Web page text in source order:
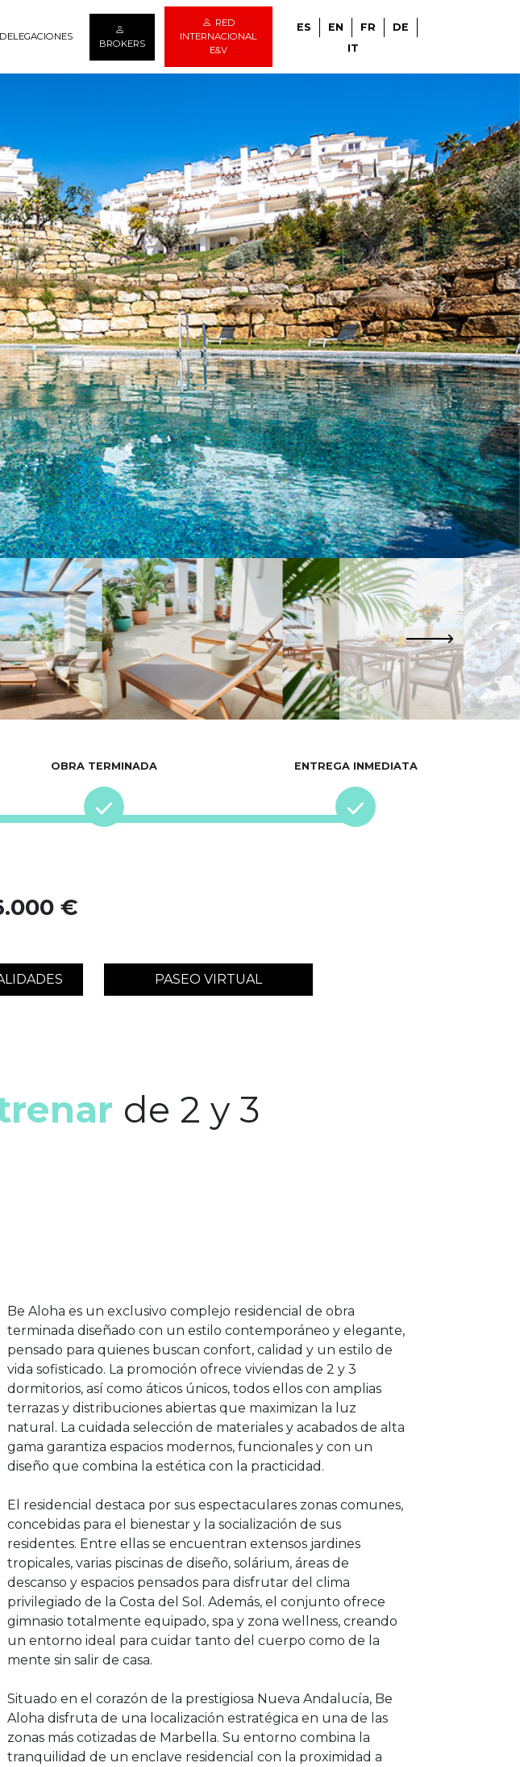
DELEGACIONES
BROKERS
RED
INTERNACIONAL
E&V
ES EN FR
DE
IT
OBRA TERMINADA ENTREGA INMEDIATA
€
PASEO VIRTUAL
de 2 y 3
Be Aloha es un exclusivo complejo residencial de obra
terminada diseñado con un estilo contemporáneo y elegante,
pensado para quienes buscan confort, calidad y un estilo de
vida sofisticado. La promoción ofrece viviendas de 2 y 3
dormitorios, así como áticos únicos, todos ellos con amplias
terrazas y distribuciones abiertas que maximizan la luz
natural. La cuidada selección de materiales y acabados de alta
gama garantiza espacios modernos, funcionales y con un
diseño que combina la estética con la practicidad.
El residencial destaca por sus espectaculares zonas comunes,
concebidas para el bienestar y la socialización de sus
residentes. Entre ellas se encuentran extensos jardines
tropicales, varias piscinas de diseño, solárium, áreas de
descanso y espacios pensados para disfrutar del clima
privilegiado de la Costa del Sol. Además, el conjunto ofrece
gimnasio totalmente equipado, spa y zona wellness, creando
un entorno ideal para cuidar tanto del cuerpo como de la
mente sin salir de casa.
Situado en el corazón de la prestigiosa Nueva Andalucía, Be
Aloha disfruta de una localización estratégica en una de las
zonas más cotizadas de Marbella. Su entorno combina la
tranquilidad de un enclave residencial con la proximidad a